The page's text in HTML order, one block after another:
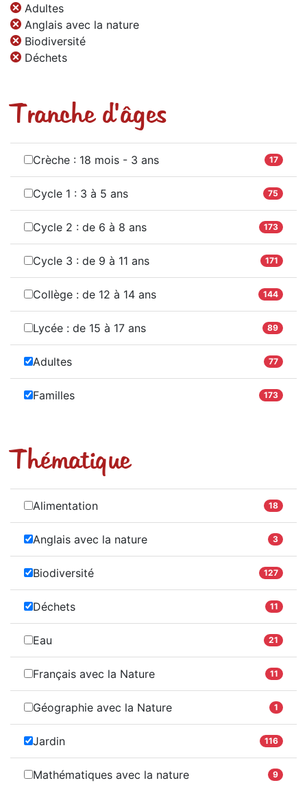
Adultes
Anglais avec la nature
Biodiversité
Déchets
Tranche d'âges
Crèche : 18 mois - 3 ans 17
Cycle 1 : 3 à 5 ans 75
Cycle 2 : de 6 à 8 ans 173
Cycle 3 : de 9 à 11 ans 171
Collège : de 12 à 14 ans 144
Lycée : de 15 à 17 ans 89
Adultes 77
Familles 173
Thématique
Alimentation 18
Anglais avec la nature 3
Biodiversité 127
Déchets 11
Eau 21
Français avec la Nature 11
Géographie avec la Nature 1
Jardin 116
Mathématiques avec la nature 9